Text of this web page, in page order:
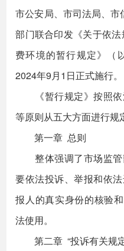
市公安局、市司法局、
部门联合印发《关于依
费环境的暂行规定》（
2024年9月1日正式施行。
《暂行规定》按照依
等原则从五大方面进行规
第一章 总则
整体强调了市场监管
要依法投诉、举报和依
报人的真实身份的核验
法使用。
第二章 “投诉有关规